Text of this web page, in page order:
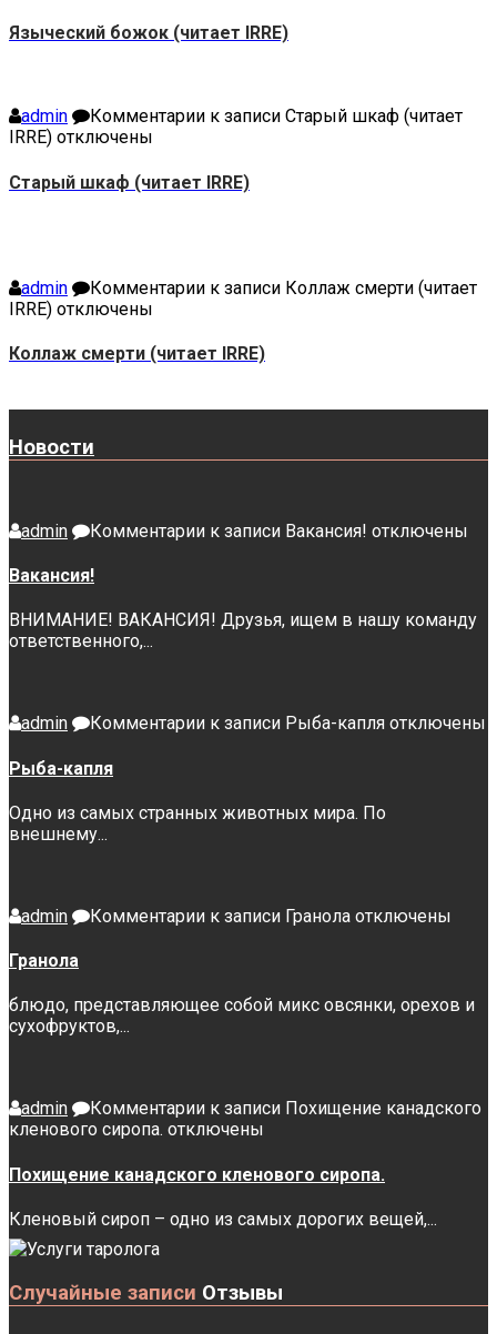
Языческий божок (читает IRRE)
admin Комментарии к записи Старый шкаф (читает
IRRE) отключены
Старый шкаф (читает IRRE)
admin Комментарии к записи Коллаж смерти (читает
IRRE) отключены
Коллаж смерти (читает IRRE)
Новости
admin Комментарии к записи Вакансия! отключены
Вакансия!
ВНИМАНИЕ! ВАКАНСИЯ! Друзья, ищем в нашу команду
ответственного,...
admin Комментарии к записи Рыба-капля отключены
Рыба-капля
Одно из самых странных животных мира. По
внешнему...
admin Комментарии к записи Гранола отключены
Гранола
блюдо, представляющее собой микс овсянки, орехов и
сухофруктов,...
admin Комментарии к записи Похищение канадского
кленового сиропа. отключены
Похищение канадского кленового сиропа.
Кленовый сироп – одно из самых дорогих вещей,...
Случайные записи Отзывы